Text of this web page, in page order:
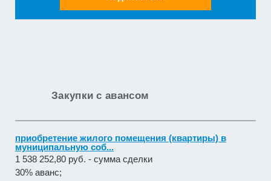
Закупки с авансом
приобретение жилого помещения (квартиры) в
муниципальную соб...
1 538 252,80 руб. - сумма сделки
30% аванс;